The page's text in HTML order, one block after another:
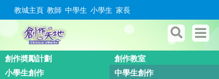
教城主頁 教師 中學生 小學生 家長
創作奬勵計劃
創作教室
小學生創作
中學生創作